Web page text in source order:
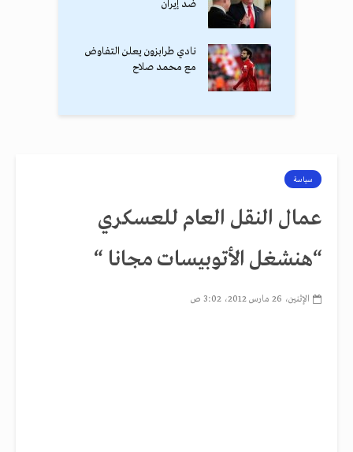
ضد إيران
نادي طرابزون يعلن التفاوض
مع محمد صلاح
سياسة
عمال النقل العام للعسكري
“هنشغل الأتوبيسات مجانا “
الإثنين، 26 مارس 2012، 3:02 ص